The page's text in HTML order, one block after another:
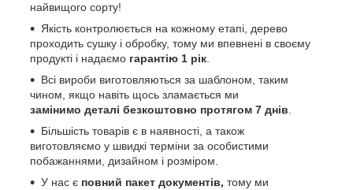
найвищого сорту!
Якість контролюється на кожному етапі, дерево
проходить сушку і обробку, тому ми впевнені в своєму
продукті і надаємо гарантію 1 рік
Всі вироби виготовляються за шаблоном, таким
чином, якщо навіть щось зламається ми
замінимо деталі безкоштовно протягом 7 днів
Більшість товарів є в наявності, а також
виготовляємо у швидкі терміни за особистими
побажаннями, дизайном і розміром.
У нас є повний пакет документів, тому ми